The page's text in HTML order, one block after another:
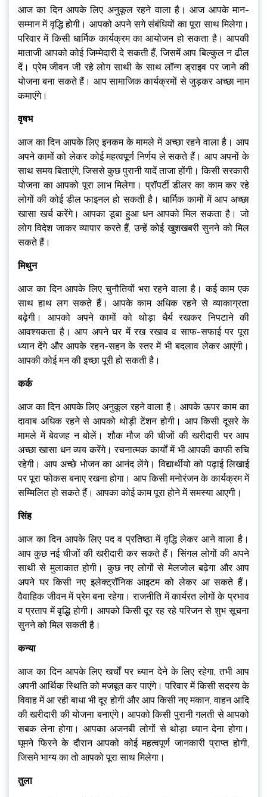
आज का दिन आपके लिए अनुकूल रहने वाला है। आज आपके मान-
सम्मान में वृद्धि होगी। आपको अपने सगे संबंधियों का पूरा साथ मिलेगा।
परिवार में किसी धार्मिक कार्यक्रम का आयोजन हो सकता है। आपकी
माताजी आपको कोई जिम्मेदारी दे सकती हैं, जिसमें आप बिल्कुल न ढील
दें। प्रेम जीवन जी रहे लोग साथी के साथ लॉन्ग ड्राइव पर जाने की
योजना बना सकते हैं। आप सामाजिक कार्यक्रमों से जुड़कर अच्छा नाम
कमाएंगे।
वृषभ
आज का दिन आपके लिए इनकम के मामले में अच्छा रहने वाला है। आप
अपने कामों को लेकर कोई महत्वपूर्ण निर्णय ले सकते हैं। आप अपनों के
साथ समय बिताएंगे, जिससे कुछ पुरानी यादें ताजा होंगी। किसी सरकारी
योजना का आपको पूरा लाभ मिलेगा। प्रॉपर्टी डीलर का काम कर रहे
लोगों की कोई डील फाइनल हो सकती है। धार्मिक कामों में आप अच्छा
खासा खर्च करेंगे। आपका डूबा हुआ धन आपको मिल सकता है। जो
लोग विदेश जाकर व्यापार करते हैं, उन्हें कोई खुशखबरी सुनने को मिल
सकते हैं।
मिथुन
आज का दिन आपके लिए चुनौतियों भरा रहने वाला है। कई काम एक
साथ हाथ लग सकते हैं। आपके काम अधिक रहने से व्याकाग्रता
बढ़ेगी। आपको अपने कामों को थोड़ा धैर्य रखकर निपटाने की
आवश्यकता है। आप अपने घर में रख रखाव व साफ-सफाई पर पूरा
ध्यान देंगे और आपके रहन-सहन के स्तर में भी बदलाव लेकर आएंगी।
आपकी कोई मन की इच्छा पूरी हो सकती है।
कर्क
आज का दिन आपके लिए अनुकूल रहने वाला है। आपके ऊपर काम का
दावाब अधिक रहने से आपको थोड़ी टेंशन होगी। आप किसी दूसरे के
मामले में बेवजह न बोलें। शौक मौज की चीजों की खरीदारी पर आप
अच्छा खासा धन व्यय करेंगे। रचनात्मक कार्यों में भी आपकी काफी रुचि
रहेगी। आप अच्छे भोजन का आनंद लेंगे। विद्यार्थीयो को पढ़ाई लिखाई
पर पूरा फोकस बनाए रखना होगा। आप किसी मनोरंजन के कार्यक्रम में
सम्मिलित हो सकते हैं। आपका कोई काम पूरा होने में समस्या आएगी।
सिंह
आज का दिन आपके लिए पद व प्रतिष्ठा में वृद्धि लेकर आने वाला है।
आप कुछ नई चीजों की खरीदारी कर सकते हैं। सिंगल लोगों की अपने
साथी से मुलाकात होगी। कुछ नए लोगों से मेलजोल बढ़ेगा और आप
अपने घर किसी नए इलेक्ट्रॉनिक आइटम को लेकर आ सकते हैं।
वैवाहिक जीवन में प्रेम बना रहेगा। राजनीति में कार्यरत लोगों के प्रभाव
व प्रताप में वृद्धि होगी। आपको किसी दूर रह रहे परिजन से शुभ सूचना
सुनने को मिल सकती है।
कन्या
आज का दिन आपके लिए खर्चों पर ध्यान देने के लिए रहेगा, तभी आप
अपनी आर्थिक स्थिति को मजबूत कर पाएंगे। परिवार में किसी सदस्य के
विवाह में आ रही बाधा भी दूर होगी और आप किसी नए मकान, वाहन आदि
की खरीदारी की योजना बनाएंगे। आपको किसी पुरानी गलती से आपको
सबक लेना होगा। आपका अजनबी लोगों से थोड़ा ध्यान देना होगा।
घूमने फिरने के दौरान आपको कोई महत्वपूर्ण जानकारी प्राप्त होगी,
जिसमे भाग्य का तो आपको पूरा साथ मिलेगा।
तुला